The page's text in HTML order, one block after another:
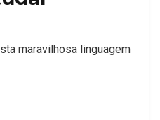
maravilhosa linguagem